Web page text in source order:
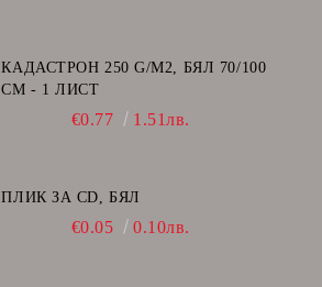
КАДАСТРОН 250 G/M2, БЯЛ 70/100
СМ - 1 ЛИСТ
€0.77 1.51лв.
ПЛИК ЗА CD, БЯЛ
€0.05 0.10лв.